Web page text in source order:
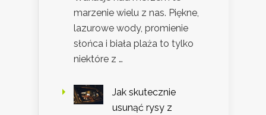
marzenie wielu z nas. Piękne,
lazurowe wody, promienie
słońca i biała plaża to tylko
niektóre z …
Jak skutecznie
usunąć rysy z